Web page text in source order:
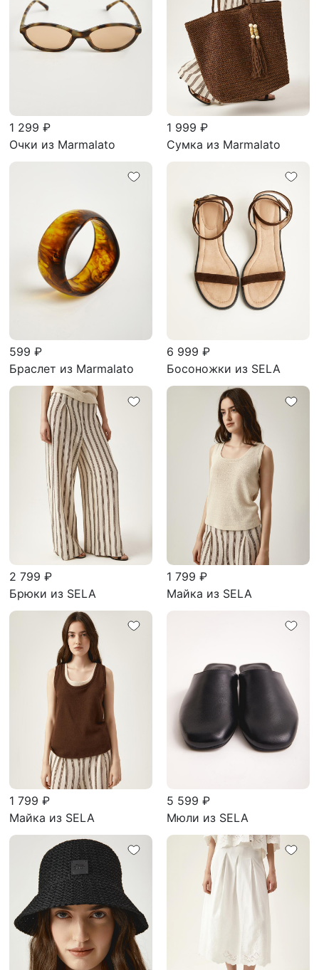
1 299 ₽
Очки из Marmalato
1 999 ₽
Сумка из Marmalato
599 ₽
Браслет из Marmalato
6 999 ₽
Босоножки из SELA
2 799 ₽
Брюки из SELA
1 799 ₽
Майка из SELA
1 799 ₽
Майка из SELA
5 599 ₽
Мюли из SELA